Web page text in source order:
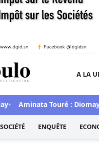
site d'information
A LA
Touré : Diomaye
SOCIÉTÉ ENQUÊTE